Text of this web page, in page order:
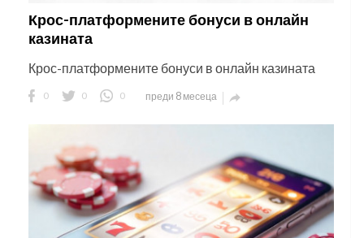
Крос-платформените бонуси в онлайн
казината
Крос-платформените бонуси в онлайн казината
0 0 0 преди 8 месеца 